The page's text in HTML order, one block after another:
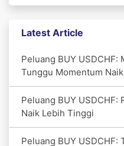
Latest Article
Peluang BUY
Tunggu Momentum Naik
Peluang BUY
Naik Lebih Tinggi
Peluang BUY USDCHF: